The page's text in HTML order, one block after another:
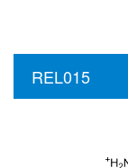
REL015